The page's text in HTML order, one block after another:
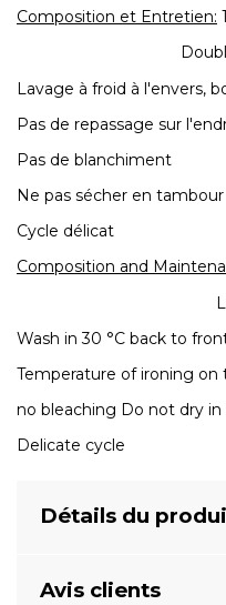
Composition et Entretien:
Doublure:
Lavage à froid à l'envers,
Pas de repassage sur
Pas de blanchiment
Ne pas sécher en tambour
Cycle délicat
Composition and
Lining:
Wash in 30 °C back to
Temperature of ironing on
no bleaching Do not dry in
Delicate cycle
Détails du
Avis clients